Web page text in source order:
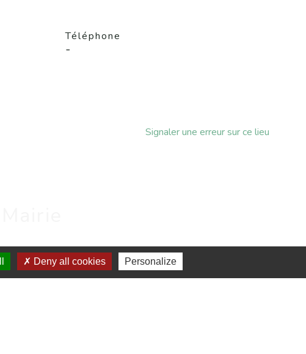
Téléphone
-
Signaler une erreur sur ce lieu
Deny all cookies Personalize